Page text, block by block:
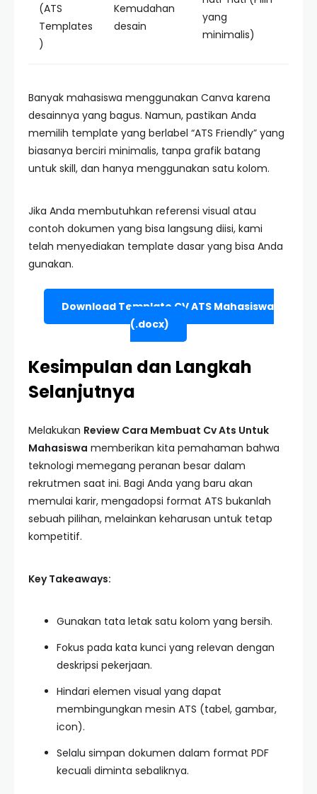
(ATS
Templates
)
Kemudahan
desain
yang
minimalis)
Banyak mahasiswa menggunakan Canva karena
desainnya yang bagus. Namun, pastikan Anda
memilih template yang berlabel “ATS Friendly” yang
biasanya berciri minimalis, tanpa grafik batang
untuk skill, dan hanya menggunakan satu kolom.
Jika Anda membutuhkan referensi visual atau
contoh dokumen yang bisa langsung diisi, kami
telah menyediakan template dasar yang bisa Anda
gunakan.
Download Template CV ATS Mahasiswa
(.docx)
Kesimpulan dan Langkah
Selanjutnya
Melakukan Review Cara Membuat Cv Ats Untuk
Mahasiswa memberikan kita pemahaman bahwa
teknologi memegang peranan besar dalam
rekrutmen saat ini. Bagi Anda yang baru akan
memulai karir, mengadopsi format ATS bukanlah
sebuah pilihan, melainkan keharusan untuk tetap
kompetitif.
Key Takeaways:
Gunakan tata letak satu kolom yang bersih.
Fokus pada kata kunci yang relevan dengan
deskripsi pekerjaan.
Hindari elemen visual yang dapat
membingungkan mesin ATS (tabel, gambar,
icon).
Selalu simpan dokumen dalam format PDF
kecuali diminta sebaliknya.